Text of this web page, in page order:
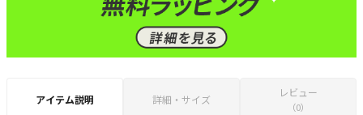
アイテム説明 詳細・サイズ
レビュー
（0）